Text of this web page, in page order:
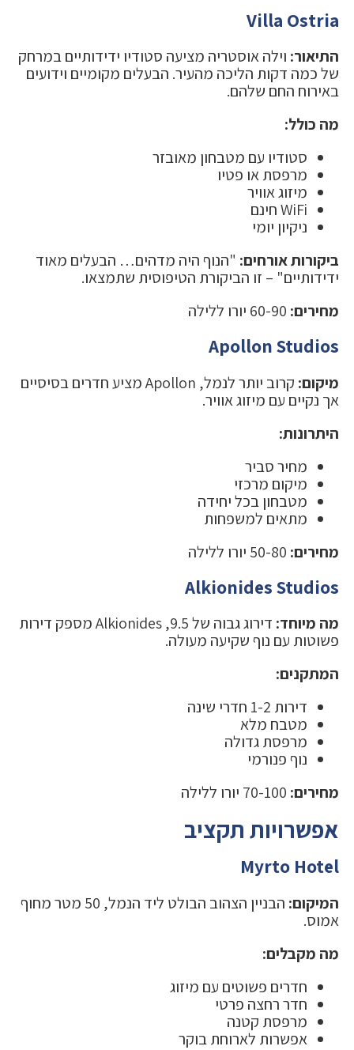
Villa Ostria
התיאור: וילה אוסטריה מציעה סטודיו ידידותיים במרחק
של כמה דקות הליכה מהעיר. הבעלים מקומיים וידועים
באירוח החם שלהם.
מה כולל:
סטודיו עם מטבחון מאובזר
מרפסת או פטיו
מיזוג אוויר
WiFi חינם
ניקיון יומי
ביקורות אורחים: "הנוף היה מדהים… הבעלים מאוד
ידידותיים" – זו הביקורת הטיפוסית שתמצאו.
מחירים:
Apollon Studios
מיקום:
קרוב יותר לנמל, Apollon מציע חדרים בסיסיים
אך נקיים עם מיזוג אוויר.
היתרונות:
מחיר סביר
מיקום מרכזי
מטבחון בכל יחידה
מתאים למשפחות
מחירים:
Alkionides Studios
מה מיוחד:
דירוג גבוה של 9.5, Alkionides מספק דירות
פשוטות עם נוף שקיעה מעולה.
המתקנים:
דירות 1-2 חדרי שינה
מטבח מלא
מרפסת גדולה
נוף פנורמי
מחירים:
אפשרויות תקציב
Myrto Hotel
המיקום:
הבניין הצהוב הבולט ליד הנמל, 50 מטר מחוף
אמוס.
מה מקבלים:
חדרים פשוטים עם מיזוג
חדר רחצה פרטי
מרפסת קטנה
אפשרות לארוחת בוקר